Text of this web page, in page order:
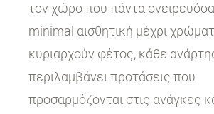
τον χώρο που πάντα
minimal αισθητική μέχρι
κυριαρχούν φέτος, κάθε
περιλαμβάνει προτάσεις που
προσαρμόζονται στις ανάγκες